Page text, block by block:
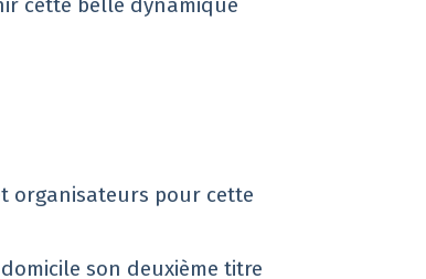
cette belle dynamique
organisateurs pour cette
son deuxième titre